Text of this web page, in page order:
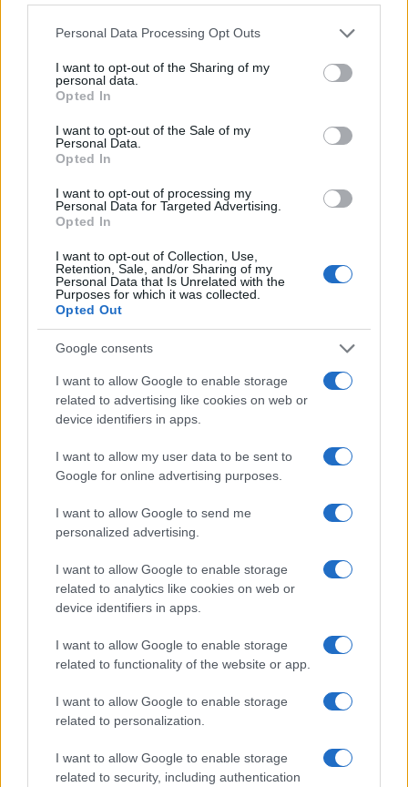
Please note that this website/app uses one or more Google
not limited to your visit or usage behaviour. You may click to
grant or deny consent to Google and its third-party tags to
use your data for below specified purposes in below Google
consent section.
Personal Data Processing Opt Outs
I want to opt-out of the Sharing of my
personal data.
Opted In
I want to opt-out of the Sale of my
Personal Data.
Opted In
I want to opt-out of processing my
Personal Data for Targeted Advertising.
Opted In
I want to opt-out of Collection, Use,
Retention, Sale, and/or Sharing of my
Personal Data that Is Unrelated with the
Purposes for which it was collected.
Opted Out
Google consents
I want to allow Google to enable storage
related to advertising like cookies on web or
device identifiers in apps.
I want to allow my user data to be sent to
Google for online advertising purposes.
I want to allow Google to send me
personalized advertising.
I want to allow Google to enable storage
related to analytics like cookies on web or
device identifiers in apps.
I want to allow Google to enable storage
related to functionality of the website or app.
I want to allow Google to enable storage
related to personalization.
I want to allow Google to enable storage
related to security, including authentication
Don Antonio Mazzi: l’ultimo saluto a Milano tra
emozioni e canti
Marco Tessari · 3 Ago 2026
NEWS
Bocciature scolastiche: i casi giudiziari che hanno
Marco Tessari · 3 Ago 2026